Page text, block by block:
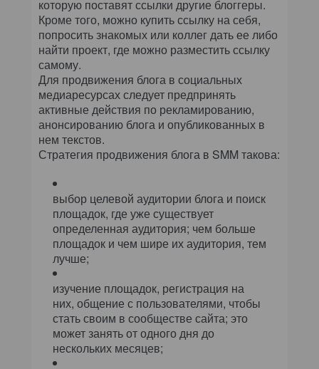
которую поставят ссылки другие блоггеры.
Кроме того, можно купить ссылку на себя,
попросить знакомых или коллег дать ее либо
найти проект, где можно разместить ссылку
самому.
Для продвижения блога в социальных
медиаресурсах следует предпринять
активные действия по рекламированию,
анонсированию блога и опубликованных в
нем текстов.
Стратегия продвижения блога в SMM такова:
выбор целевой аудитории блога и поиск
площадок, где уже существует
определенная аудитория; чем больше
площадок и чем шире их аудитория, тем
лучше;
изучение площадок, регистрация на
них, общение с пользователями, чтобы
стать своим в сообществе сайта; это
может занять от одного дня до
нескольких месяцев;